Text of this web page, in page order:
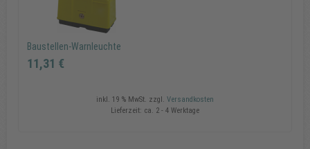
Baustellen-Warnleuchte
11,31 €
inkl. 19 % MwSt. zzgl. Versandkosten
Lieferzeit: ca. 2 - 4 Werktage